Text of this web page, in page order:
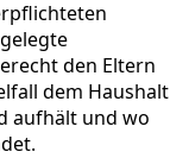
den Eltern
dem Haushalt
aufhält und wo